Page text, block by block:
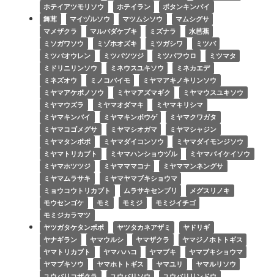
ホテイアツモリソウ
ホテイラン
ボタンキンバイ
舞茸
マイヅルソウ マツムシソウ
マムシグサ
マメザクラ
マルバダケブキ ミズナラ
水芭蕉
ミソガワソウ
ミゾホオズキ ミツガシワ
ミツバ
ミツバオウレン
ミツバツツジ ミツバフウロ
ミツマタ
ミドリニリンソウ
ミネウスユキソウ
ミネカエデ
ミネズオウ
ミノコバイモ
ミヤマアキノキリンソウ
ミヤマアケボノソウ
ミヤマアズマギク
ミヤマウスユキソウ
ミヤマウズラ
ミヤマオダマキ
ミヤマキリシマ
ミヤマキンバイ
ミヤマキンポウゲ
ミヤマクワガタ
ミヤマコゴメグサ
ミヤマシオガマ
ミヤマシャジン
ミヤマタンポポ
ミヤマダイコンソウ
ミヤマダイモンジソウ
ミヤマトリカブト
ミヤマハンショウヅル
ミヤマバイケイソウ
ミヤマホツツジ
ミヤマママコナ
ミヤママンネングサ
ミヤマムラサキ
ミヤマヤマブキショウマ
ミョウコウトリカブト
ムラサキセンブリ
メグスリノキ
モウセンゴケ
モミ モミジ
モミジイチゴ
モミジカラマツ
ヤツガタケタンポポ
ヤツタカネアザミ
ヤドリギ
ヤナギラン
ヤマウルシ ヤマザクラ
ヤマジノホトトギス
ヤマトリカブト
ヤマハハコ ヤマブキ
ヤマブキショウマ
ヤマブキソウ
ヤマホトトギス ヤマユリ
ヤマルリソウ